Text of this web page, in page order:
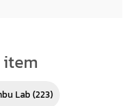
item
Lab (223)